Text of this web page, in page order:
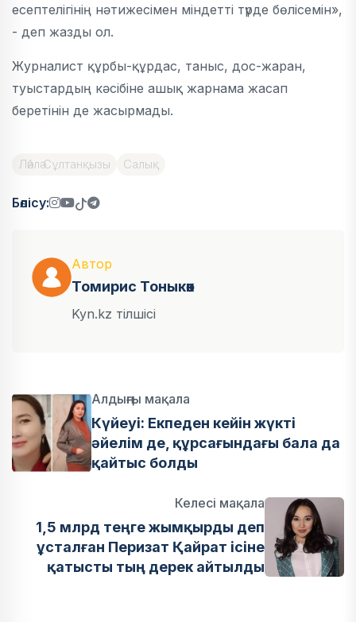
есептелігінің нәтижесімен міндетті түрде бөлісемін»,
- деп жазды ол.
Журналист құрбы-құрдас, таныс, дос-жаран,
туыстардың кәсібіне ашық жарнама жасап
беретінін де жасырмады.
Ләйлә Сұлтанқызы Салық
Бөлісу:
Автор
Томирис Тоныкөк
Kyn.kz тілшісі
Алдыңғы мақала
Күйеуі: Екпеден кейін жүкті
әйелім де, құрсағындағы бала да
қайтыс болды
Келесі мақала
1,5 млрд теңге жымқырды деп
ұсталған Перизат Қайрат ісіне
қатысты тың дерек айтылды